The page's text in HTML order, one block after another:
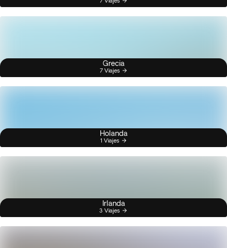
Grecia
7 Viajes
Holanda
1 Viajes
Irlanda
3 Viajes